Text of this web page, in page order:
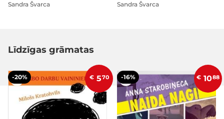
Sandra Švarca Sandra Švarca
Līdzīgas grāmatas
-20% € 570 -16% € 1088